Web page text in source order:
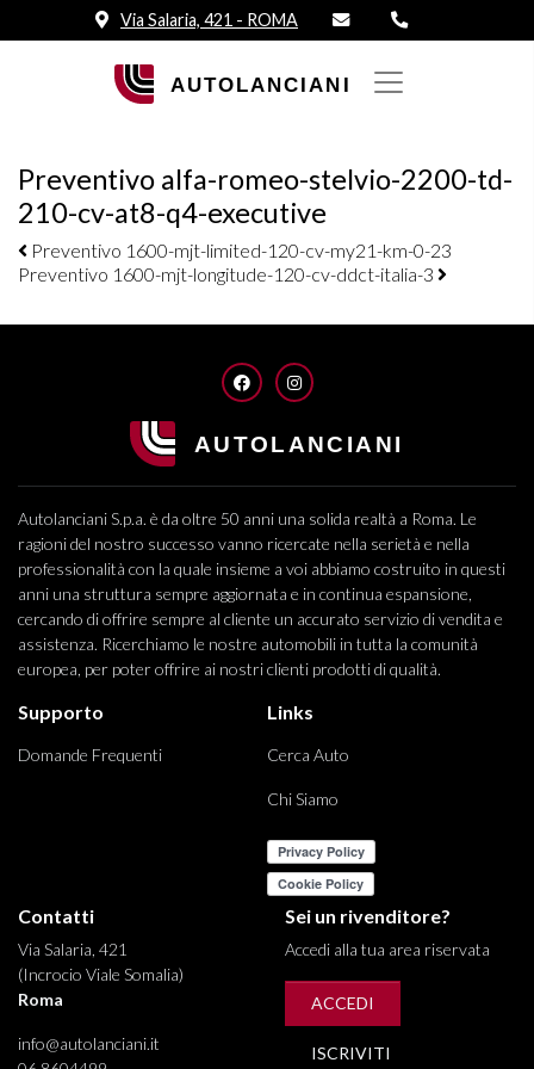
Via Salaria, 421 - ROMA
Preventivo alfa-romeo-stelvio-2200-td-
210-cv-at8-q4-executive
Navigazione elementi
Preventivo 1600-mjt-limited-120-cv-my21-km-0-23
Preventivo 1600-mjt-longitude-120-cv-ddct-italia-3
FACEBOOKINSTAGRAM
Autolanciani S.p.a. è da oltre 50 anni una solida realtà a Roma. Le
ragioni del nostro successo vanno ricercate nella serietà e nella
professionalità con la quale insieme a voi abbiamo costruito in questi
anni una struttura sempre aggiornata e in continua espansione,
cercando di offrire sempre al cliente un accurato servizio di vendita e
assistenza. Ricerchiamo le nostre automobili in tutta la comunità
europea, per poter offrire ai nostri clienti prodotti di qualità.
Supporto
Domande Frequenti
Links
Cerca Auto
Chi Siamo
Contatti
Via Salaria, 421
(Incrocio Viale Somalia)
Roma
info@autolanciani.it
Sei un rivenditore?
Accedi alla tua area riservata
ACCEDI
ISCRIVITI